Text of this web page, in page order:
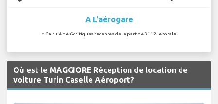
A L'aérogare
* Calculé de 6 critiques recentes de la part de 3112 le totale
Où est le MAGGIORE Réception de location de
voiture Turin Caselle Aéroport?